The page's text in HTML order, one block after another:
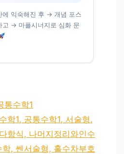
에 익숙해진 후 → 개념 포스
고 → 마플시너지로 심화 문
통수학1
학1, 공통수학1, 서술형,
항식, 나머지정리와인수
, 쎈서술형, 홀수차부호